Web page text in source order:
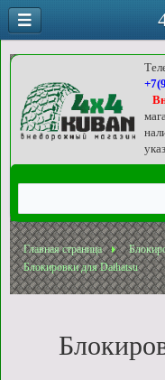
Главная страница
Блокировки для Daihatsu